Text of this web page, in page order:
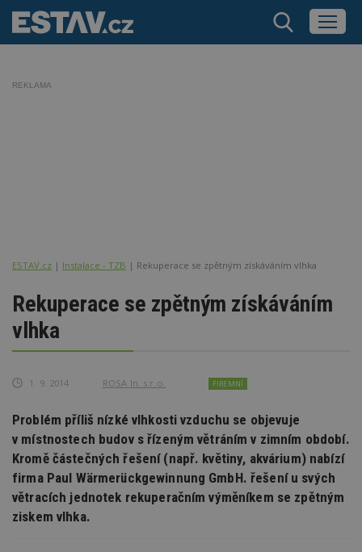
REKLAMA
ESTAV.cz Instalace - TZB Rekuperace se zpětným získáváním vlhka
Rekuperace se zpětným získáváním
vlhka
1. 9. 2014 ROSA In. s.r.o. FIREMNÍ
Problém příliš nízké vlhkosti vzduchu se objevuje
v místnostech budov s řízeným větráním v zimním období.
Kromě částečných řešení (např. květiny, akvárium) nabízí
firma Paul Wärmerückgewinnung GmbH. řešení u svých
větracích jednotek rekuperačním výměníkem se zpětným
ziskem vlhka.